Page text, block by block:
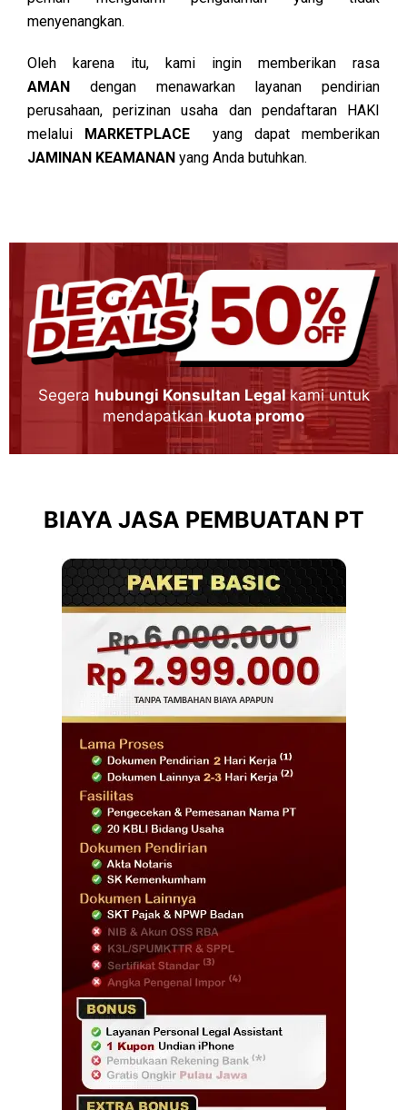
menyenangkan.
Oleh karena itu, kami ingin memberikan rasa
AMAN dengan menawarkan layanan pendirian
perusahaan, perizinan usaha dan pendaftaran HAKI
melalui MARKETPLACEyang dapat memberikan
JAMINAN KEAMANAN yang Anda butuhkan.
Segera hubungi Konsultan Legal kami untuk
mendapatkankuota promo
BIAYA JASA PEMBUATAN PT